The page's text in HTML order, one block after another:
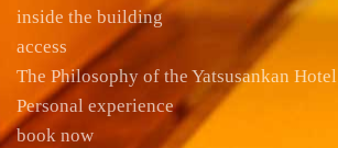
inside the building
access
The Philosophy of the Yatsusankan Hotel
Personal experience
book now